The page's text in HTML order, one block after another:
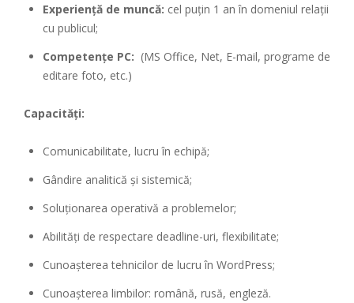
Experiență de muncă: cel puțin 1 an în domeniul relații
cu publicul;
Competențe PC: (MS Office, Net, E-mail, programe de
editare foto, etc.)
Capacități:
Comunicabilitate, lucru în echipă;
Gândire analitică și sistemică;
Soluționarea operativă a problemelor;
Abilități de respectare deadline-uri, flexibilitate;
Cunoașterea tehnicilor de lucru în WordPress;
Cunoașterea limbilor: română, rusă, engleză.